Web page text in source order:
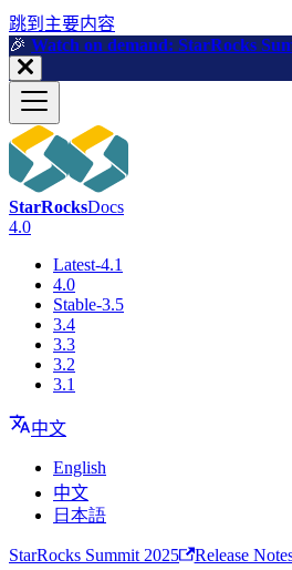
跳到主要内容
🎉️ Watch on demand: StarRocks
StarRocksDocs
4.0
Latest-4.1
4.0
Stable-3.5
3.4
3.3
3.2
3.1
中文
English
中文
日本語
StarRocks Summit 2025 Release